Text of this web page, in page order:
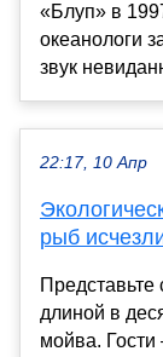
«Блуп» в
океанологи
звук
22:17, 10 Апр
рыб
длиной в
мойва.